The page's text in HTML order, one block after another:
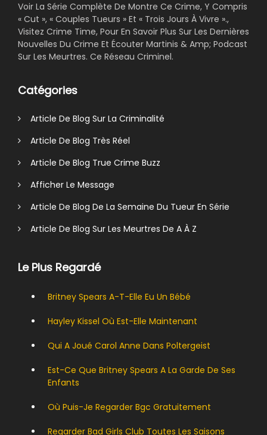
Voir La Série Complète De Montre Ce Crime, Y Compris
« Cut », « Couples Tueurs » Et « Trois Jours À Vivre ».,
Visitez Crime Time, Pour En Savoir Plus Sur Les Dernières
Nouvelles Du Crime Et Écouter Martinis & Amp; Podcast
Sur Les Meurtres. Ce Réseau Criminel.
Catégories
Article De Blog Sur La Criminalité
Article De Blog Très Réel
Article De Blog True Crime Buzz
Afficher Le Message
Article De Blog De La Semaine Du Tueur En Série
Article De Blog Sur Les Meurtres De A À Z
Le Plus Regardé
Britney Spears A-T-Elle Eu Un Bébé
Hayley Kissel Où Est-Elle Maintenant
Qui A Joué Carol Anne Dans Poltergeist
Est-Ce Que Britney Spears A La Garde De Ses
Enfants
Où Puis-Je Regarder Bgc Gratuitement
Regarder Bad Girls Club Toutes Les Saisons